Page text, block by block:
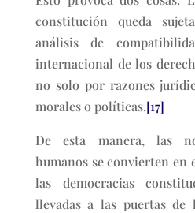
constitución queda
análisis de
internacional de los
no solo por razones
morales o políticas.[17]
De esta manera, las
humanos se convierten en
las democracias
llevadas a las puertas de